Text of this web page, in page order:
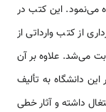
می‌نمود. این کتب در
از کتب وارداتی از
می‌شد. علاوه بر آن
دانشگاه به تألیف
داشته و آثار خطی